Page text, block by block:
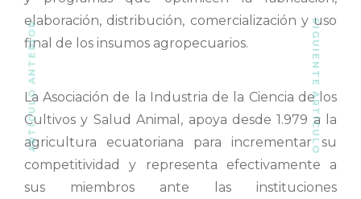
elaboración, distribución, comercialización y uso
final de los insumos agropecuarios.
La Asociación de la Industria de la Ciencia de los
Cultivos y Salud Animal, apoya desde 1.979 a la
agricultura ecuatoriana para incrementar su
competitividad y representa efectivamente a
sus miembros ante las instituciones
ARTÍCULO ANTERIOR SIGUIENTE ARTÍCULO